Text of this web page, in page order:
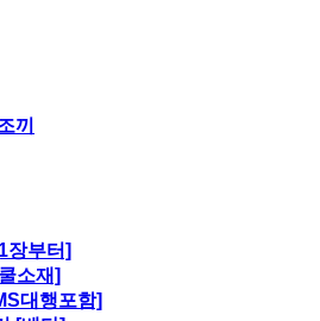
끼
장부터]
소재]
대행포함]